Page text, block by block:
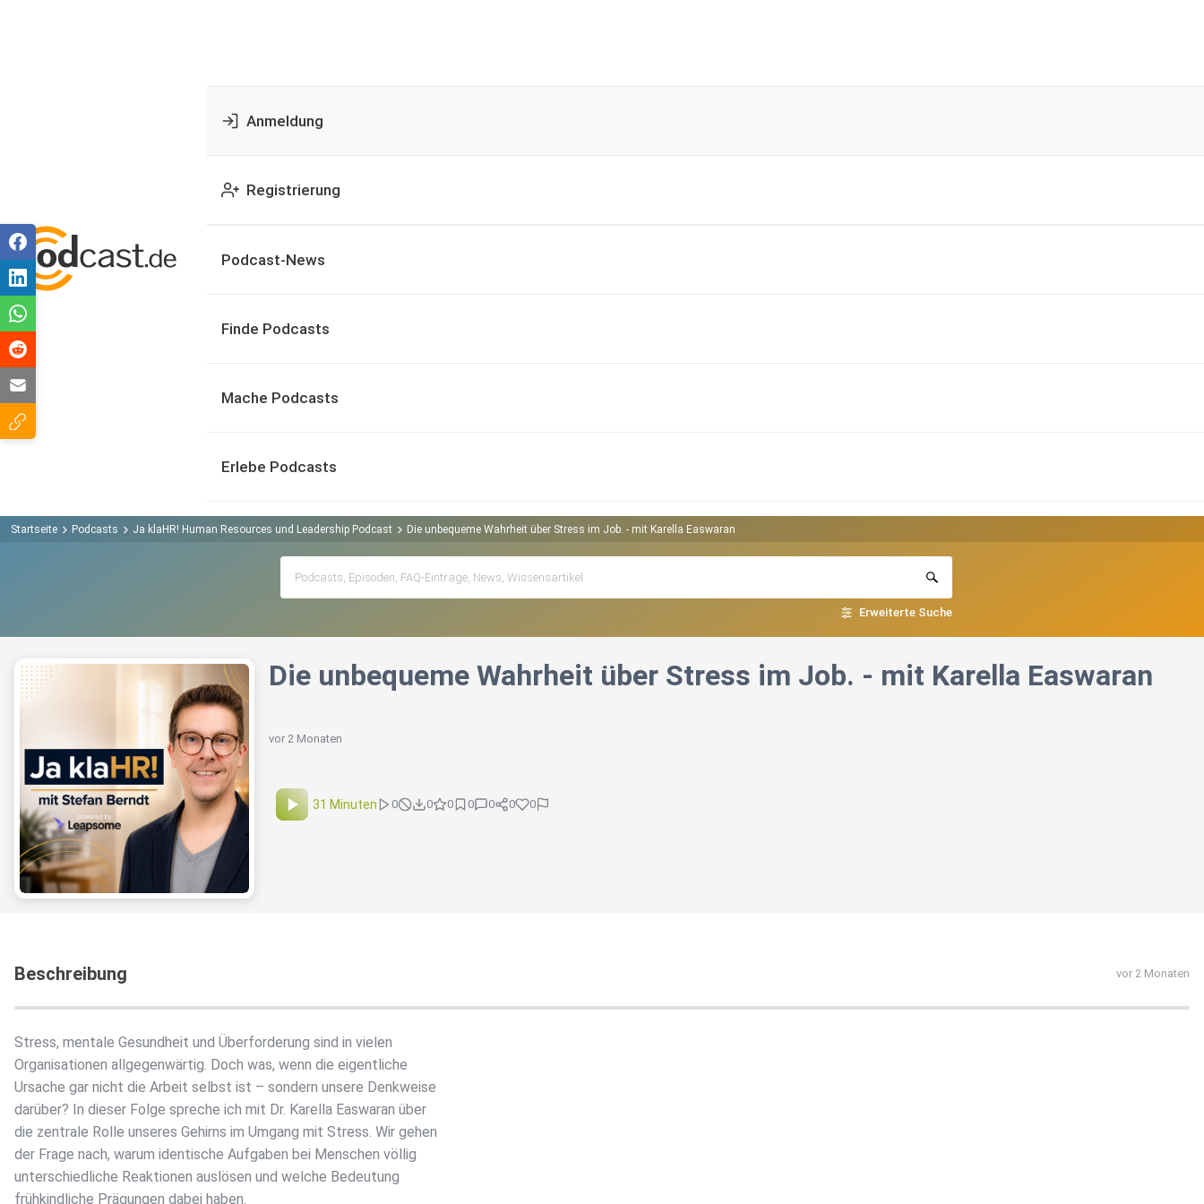
Anmeldung
Registrierung
Podcast-News
Finde Podcasts
Mache Podcasts
Erlebe Podcasts
Startseite Podcasts Ja klaHR! Human Resources und Leadership Podcast Die unbequeme Wahrheit über Stress im Job. - mit Karella Easwaran
Erweiterte Suche
Die unbequeme Wahrheit über Stress im Job. - mit Karella Easwaran
vor 2 Monaten
31 Minuten 0 0 0 0 0 0 0
Beschreibung vor 2 Monaten
Stress, mentale Gesundheit und Überforderung sind in vielen
Organisationen allgegenwärtig. Doch was, wenn die eigentliche
Ursache gar nicht die Arbeit selbst ist – sondern unsere Denkweise
darüber? In dieser Folge spreche ich mit Dr. Karella Easwaran über
die zentrale Rolle unseres Gehirns im Umgang mit Stress. Wir gehen
der Frage nach, warum identische Aufgaben bei Menschen völlig
unterschiedliche Reaktionen auslösen und welche Bedeutung
frühkindliche Prägungen dabei haben.